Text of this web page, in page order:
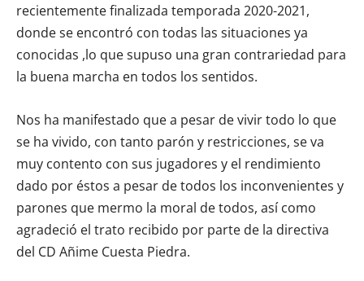
recientemente finalizada temporada 2020-2021,
donde se encontró con todas las situaciones ya
conocidas ,lo que supuso una gran contrariedad para
la buena marcha en todos los sentidos.
Nos ha manifestado que a pesar de vivir todo lo que
se ha vivido, con tanto parón y restricciones, se va
muy contento con sus jugadores y el rendimiento
dado por éstos a pesar de todos los inconvenientes y
parones que mermo la moral de todos, así como
agradeció el trato recibido por parte de la directiva
del CD Añime Cuesta Piedra.